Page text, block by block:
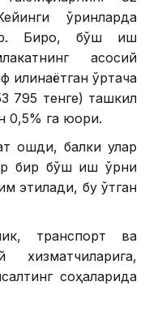
ўринларда
Бироқ, бўш иш
асосий
қилинаётган ўртача
795 тенге) ташкил
0,5% га юқори.
ошди, балки улар
бир бўш иш ўрни
этилади, бу ўтган
транспорт ва
соҳаларида